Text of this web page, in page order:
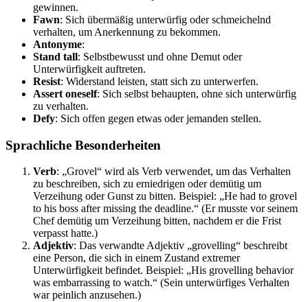
gewinnen.
Fawn: Sich übermäßig unterwürfig oder schmeichelnd
verhalten, um Anerkennung zu bekommen.
Antonyme:
Stand tall: Selbstbewusst und ohne Demut oder
Unterwürfigkeit auftreten.
Resist: Widerstand leisten, statt sich zu unterwerfen.
Assert oneself: Sich selbst behaupten, ohne sich unterwürfig
zu verhalten.
Defy: Sich offen gegen etwas oder jemanden stellen.
Sprachliche Besonderheiten
Verb: „Grovel“ wird als Verb verwendet, um das Verhalten
zu beschreiben, sich zu erniedrigen oder demütig um
Verzeihung oder Gunst zu bitten. Beispiel: „He had to grovel
to his boss after missing the deadline.“ (Er musste vor seinem
Chef demütig um Verzeihung bitten, nachdem er die Frist
verpasst hatte.)
Adjektiv: Das verwandte Adjektiv „grovelling“ beschreibt
eine Person, die sich in einem Zustand extremer
Unterwürfigkeit befindet. Beispiel: „His grovelling behavior
was embarrassing to watch.“ (Sein unterwürfiges Verhalten
war peinlich anzusehen.)